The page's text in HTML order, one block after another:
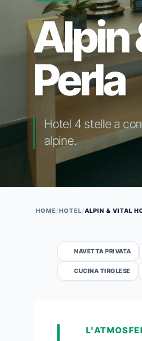
Alpin
Perla
Hotel 4 stelle a
alpine.
HOME/HOTEL/ALPIN & VITAL
NAVETTA PRIVATA
CUCINA TIROLESE